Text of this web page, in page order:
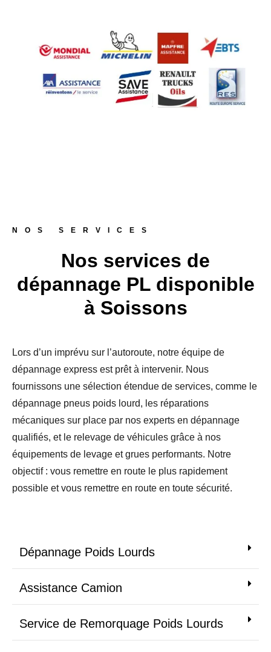
NOS SERVICES
Nos services de
dépannage PL disponible
à Soissons
Lors d’un imprévu sur l’autoroute, notre équipe de
dépannage express est prêt à intervenir. Nous
fournissons une sélection étendue de services, comme le
dépannage pneus poids lourd, les réparations
mécaniques sur place par nos experts en dépannage
qualifiés, et le relevage de véhicules grâce à nos
équipements de levage et grues performants. Notre
objectif : vous remettre en route le plus rapidement
possible et vous remettre en route en toute sécurité.
Dépannage Poids Lourds
Assistance Camion
Service de Remorquage Poids Lourds